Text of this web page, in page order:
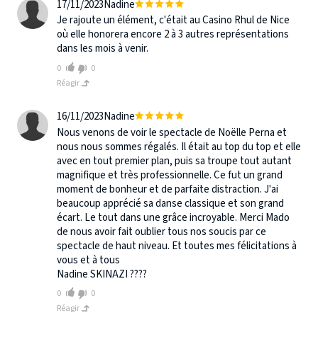
17/11/2023Nadine
Je rajoute un élément, c'était au Casino Rhul de Nice
où elle honorera encore 2 à 3 autres représentations
dans les mois à venir.
0
0
Réagir
16/11/2023Nadine
Nous venons de voir le spectacle de Noëlle Perna et
nous nous sommes régalés. Il était au top du top et elle
avec en tout premier plan, puis sa troupe tout autant
magnifique et très professionnelle. Ce fut un grand
moment de bonheur et de parfaite distraction. J'ai
beaucoup apprécié sa danse classique et son grand
écart. Le tout dans une grâce incroyable. Merci Mado
de nous avoir fait oublier tous nos soucis par ce
spectacle de haut niveau. Et toutes mes félicitations à
vous et à tous
Nadine SKINAZI ????
0
0
Réagir